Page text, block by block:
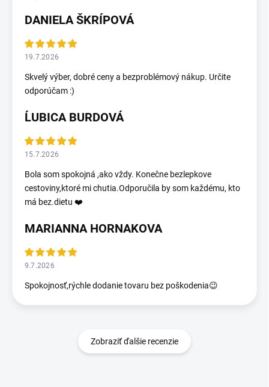
DANIELA ŠKRÍPOVÁ
19.7.2026
Skvelý výber, dobré ceny a bezproblémový nákup. Určite
odporúčam :)
ĹUBICA BURDOVÁ
15.7.2026
Bola som spokojná ,ako vždy. Konečne bezlepkove
cestoviny,ktoré mi chutia.Odporučila by som každému, kto
má bez.dietu ❤️
MARIANNA HORNAKOVA
9.7.2026
Spokojnosť,rýchle dodanie tovaru bez poškodenia😉
Zobraziť ďalšie recenzie